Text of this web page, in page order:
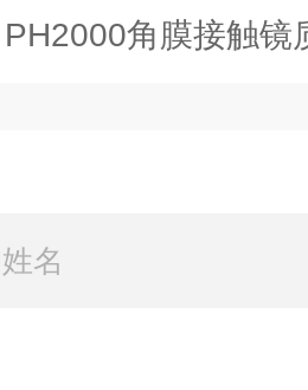
PH2000角膜接触镜质